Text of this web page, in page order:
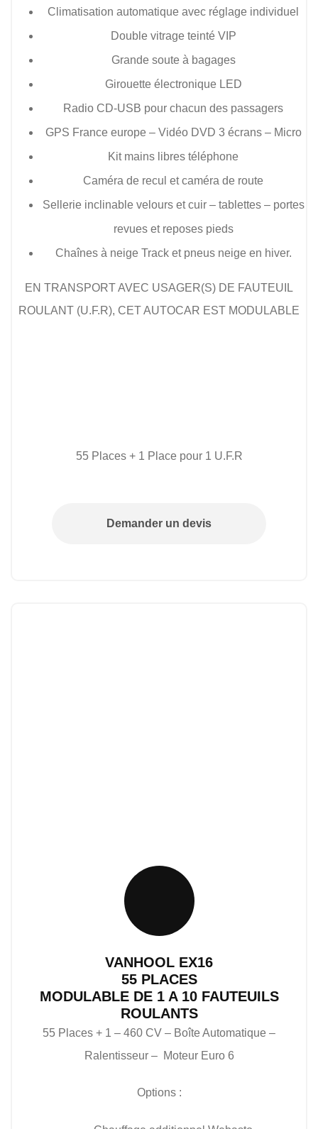
Climatisation automatique avec réglage individuel
Double vitrage teinté VIP
Grande soute à bagages
Girouette électronique LED
Radio CD-USB pour chacun des passagers
GPS France europe – Vidéo DVD 3 écrans – Micro
Kit mains libres téléphone
Caméra de recul et caméra de route
Sellerie inclinable velours et cuir – tablettes – portes
revues et reposes pieds
Chaînes à neige Track et pneus neige en hiver.
EN TRANSPORT AVEC USAGER(S) DE FAUTEUIL
ROULANT (U.F.R), CET AUTOCAR EST MODULABLE
55 Places + 1 Place pour 1 U.F.R
Demander un devis
VANHOOL EX16
55 PLACES
MODULABLE DE 1 A 10 FAUTEUILS
ROULANTS
55 Places + 1 – 460 CV – Boîte Automatique –
Ralentisseur – Moteur Euro 6
Options :